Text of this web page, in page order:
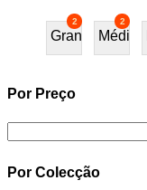
2
Grande
2
Médio
Por Preço
Por Colecção